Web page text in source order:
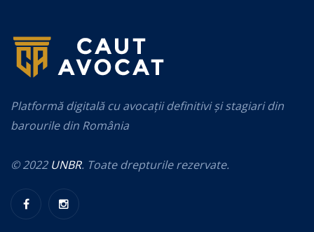
Platformă digitală cu avocații definitivi și stagiari din
barourile din România
© 2022 UNBR. Toate drepturile rezervate.